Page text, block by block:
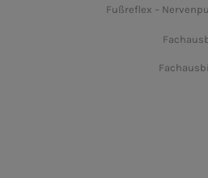
Fußreflex –